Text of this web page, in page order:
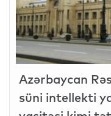
Azərbaycan
süni intellekti